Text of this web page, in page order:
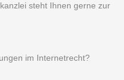
steht Ihnen gerne zur